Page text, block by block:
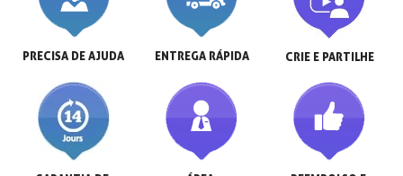
PRECISA DE AJUDA ENTREGA RÁPIDA CRIE E PARTILHE